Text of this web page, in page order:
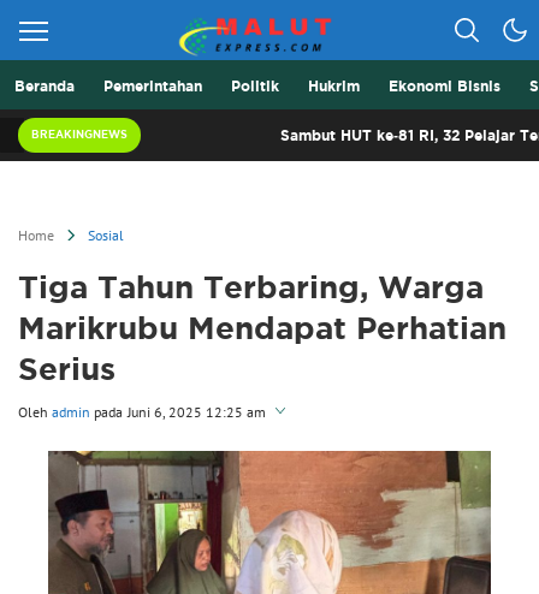
Malut Express
Beranda Pemerintahan Politik Hukrim Ekonomi Bisnis
BREAKINGNEWS Sambut HUT ke-81 RI, 32 Pelajar
Home Sosial
Tiga Tahun Terbaring, Warga
Marikrubu Mendapat Perhatian
Serius
Oleh admin pada Juni 6, 2025 12:25 am